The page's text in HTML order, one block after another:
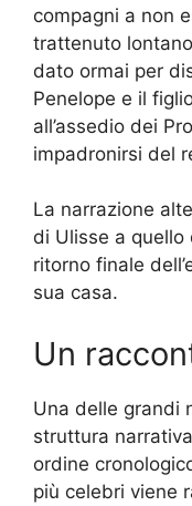
compagni a non
trattenuto
dato ormai per
Penelope e il
all’assedio dei
impadronirsi del
La narrazione
di Ulisse a
ritorno finale
sua casa.
Un
Una delle grandi
struttura
ordine
più celebri viene